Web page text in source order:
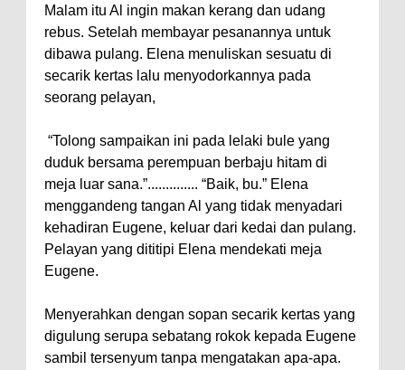
Malam itu Al ingin makan kerang dan udang
rebus. Setelah membayar pesanannya untuk
dibawa pulang. Elena menuliskan sesuatu di
secarik kertas lalu menyodorkannya pada
seorang pelayan,
“Tolong sampaikan ini pada lelaki bule yang
duduk bersama perempuan berbaju hitam di
meja luar sana.”.............. “Baik, bu.” Elena
menggandeng tangan Al yang tidak menyadari
kehadiran Eugene, keluar dari kedai dan pulang.
Pelayan yang dititipi Elena mendekati meja
Eugene.
Menyerahkan dengan sopan secarik kertas yang
digulung serupa sebatang rokok kepada Eugene
sambil tersenyum tanpa mengatakan apa-apa.